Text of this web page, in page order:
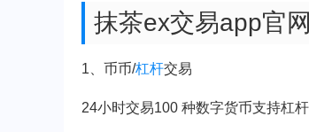
抹茶ex交易app官
1、币币/杠杆交易
24小时交易100 种数字货币支持杠